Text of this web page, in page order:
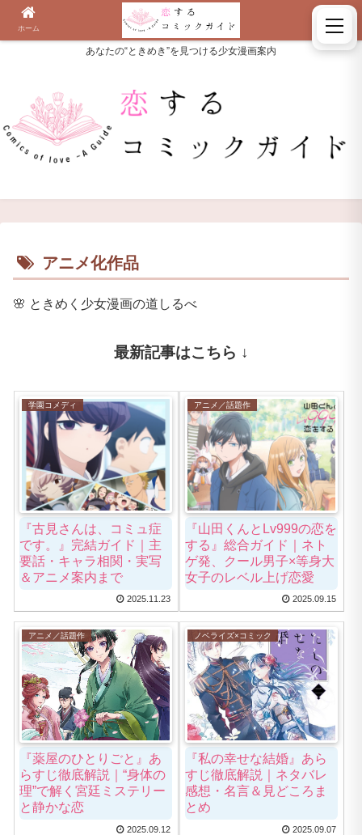
あなたの“ときめき”を見つける少女漫画案内
アニメ化作品
🌸 ときめく少女漫画の道しるべ
最新記事はこちら ↓
学園コメディ
『古見さんは、コミュ症
です。』完結ガイド｜主
要話・キャラ相関・実写
＆アニメ案内まで
2025.11.23
アニメ／話題作
『山田くんとLv999の恋を
する』総合ガイド｜ネト
ゲ発、クール男子×等身大
女子のレベル上げ恋愛
2025.09.15
アニメ／話題作
『薬屋のひとりごと』あ
らすじ徹底解説｜“身体の
理”で解く宮廷ミステリー
と静かな恋
2025.09.12
ノベライズ×コミック
『私の幸せな結婚』あら
すじ徹底解説｜ネタバレ
感想・名言＆見どころま
とめ
2025.09.07
ホーム 検索